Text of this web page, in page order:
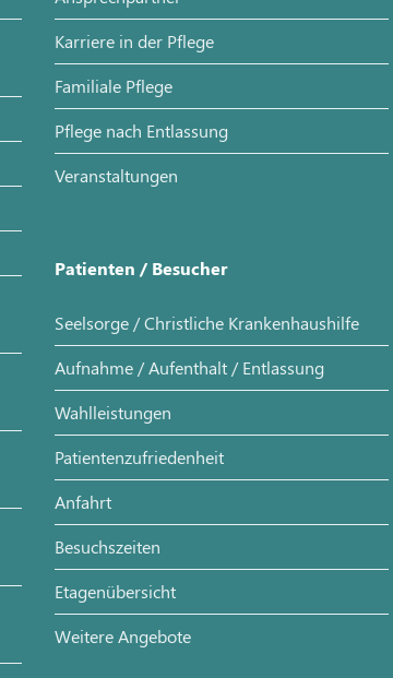
Karriere in der Pflege
Familiale Pflege
Pflege nach Entlassung
Veranstaltungen
Patienten / Besucher
Seelsorge / Christliche Krankenhaushilfe
Aufnahme / Aufenthalt / Entlassung
Wahlleistungen
Patientenzufriedenheit
Anfahrt
Besuchszeiten
Etagenübersicht
Weitere Angebote